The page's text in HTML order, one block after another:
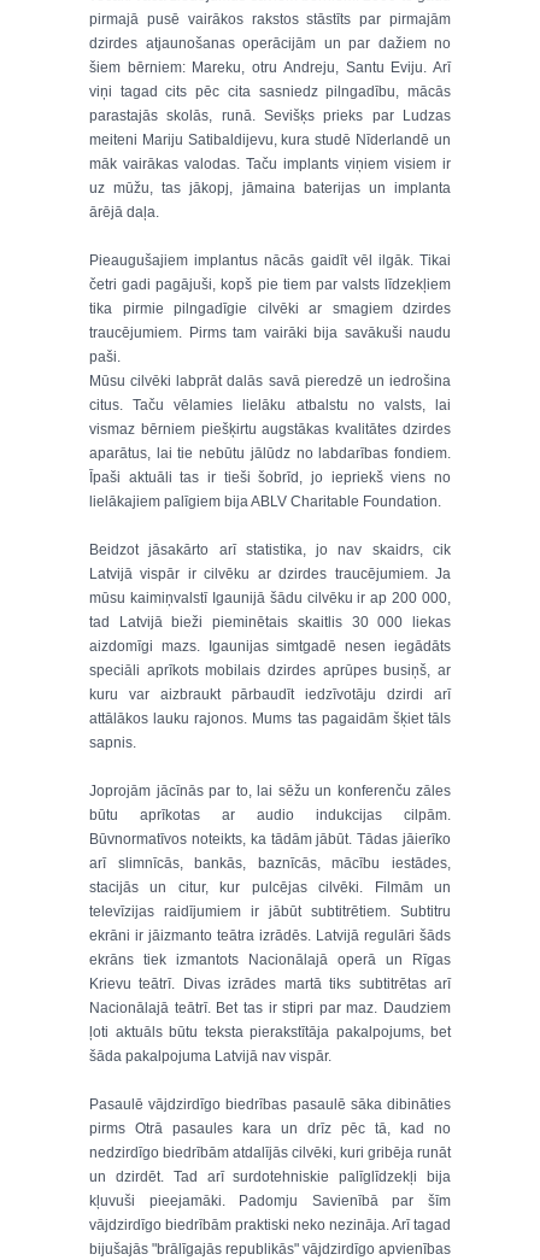
pirmajā pusē vairākos rakstos stāstīts par pirmajām
dzirdes atjaunošanas operācijām un par dažiem no
šiem bērniem: Mareku, otru Andreju, Santu Eviju. Arī
viņi tagad cits pēc cita sasniedz pilngadību, mācās
parastajās skolās, runā. Sevišķs prieks par Ludzas
meiteni Mariju Satibaldijevu, kura studē Nīderlandē un
māk vairākas valodas. Taču implants viņiem visiem ir
uz mūžu, tas jākopj, jāmaina baterijas un implanta
ārējā daļa.
Pieaugušajiem implantus nācās gaidīt vēl ilgāk. Tikai
četri gadi pagājuši, kopš pie tiem par valsts līdzekļiem
tika pirmie pilngadīgie cilvēki ar smagiem dzirdes
traucējumiem. Pirms tam vairāki bija savākuši naudu
paši.
Mūsu cilvēki labprāt dalās savā pieredzē un iedrošina
citus. Taču vēlamies lielāku atbalstu no valsts, lai
vismaz bērniem piešķirtu augstākas kvalitātes dzirdes
aparātus, lai tie nebūtu jālūdz no labdarības fondiem.
Īpaši aktuāli tas ir tieši šobrīd, jo iepriekš viens no
lielākajiem palīgiem bija ABLV Charitable Foundation.
Beidzot jāsakārto arī statistika, jo nav skaidrs, cik
Latvijā vispār ir cilvēku ar dzirdes traucējumiem. Ja
mūsu kaimiņvalstī Igaunijā šādu cilvēku ir ap 200 000,
tad Latvijā bieži pieminētais skaitlis 30 000 liekas
aizdomīgi mazs. Igaunijas simtgadē nesen iegādāts
speciāli aprīkots mobilais dzirdes aprūpes busiņš, ar
kuru var aizbraukt pārbaudīt iedzīvotāju dzirdi arī
attālākos lauku rajonos. Mums tas pagaidām šķiet tāls
sapnis.
Joprojām jācīnās par to, lai sēžu un konferenču zāles
būtu aprīkotas ar audio indukcijas cilpām.
Būvnormatīvos noteikts, ka tādām jābūt. Tādas jāierīko
arī slimnīcās, bankās, baznīcās, mācību iestādes,
stacijās un citur, kur pulcējas cilvēki. Filmām un
televīzijas raidījumiem ir jābūt subtitrētiem. Subtitru
ekrāni ir jāizmanto teātra izrādēs. Latvijā regulāri šāds
ekrāns tiek izmantots Nacionālajā operā un Rīgas
Krievu teātrī. Divas izrādes martā tiks subtitrētas arī
Nacionālajā teātrī. Bet tas ir stipri par maz. Daudziem
ļoti aktuāls būtu teksta pierakstītāja pakalpojums, bet
šāda pakalpojuma Latvijā nav vispār.
Pasaulē vājdzirdīgo biedrības pasaulē sāka dibināties
pirms Otrā pasaules kara un drīz pēc tā, kad no
nedzirdīgo biedrībām atdalījās cilvēki, kuri gribēja runāt
un dzirdēt. Tad arī surdotehniskie palīglīdzekļi bija
kļuvuši pieejamāki. Padomju Savienībā par šīm
vājdzirdīgo biedrībām praktiski neko nezināja. Arī tagad
bijušajās "brālīgajās republikās" vājdzirdīgo apvienības